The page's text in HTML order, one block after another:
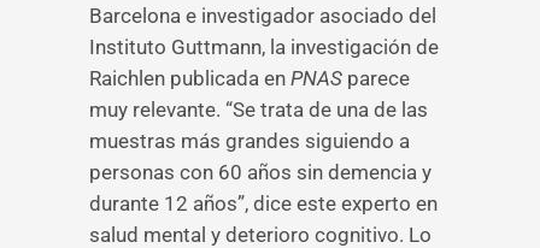
Barcelona e investigador asociado del
Instituto Guttmann, la investigación de
Raichlen publicada en PNAS parece
muy relevante. “Se trata de una de las
muestras más grandes siguiendo a
personas con 60 años sin demencia y
durante 12 años”, dice este experto en
salud mental y deterioro cognitivo. Lo